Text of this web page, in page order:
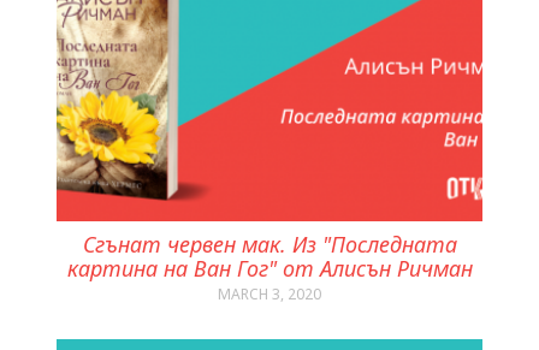
Сгънат червен мак. Из "Последната
картина на Ван Гог" от Алисън Ричман
MARCH 3, 2020